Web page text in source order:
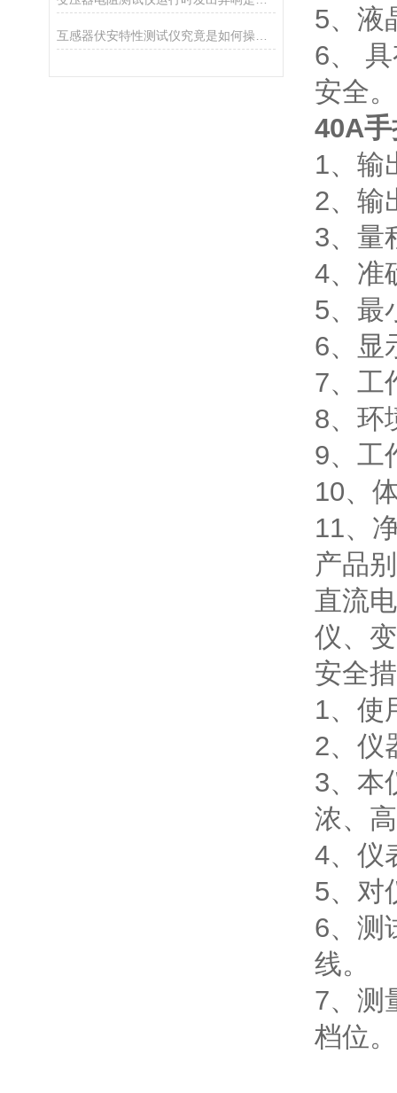
5、液
6、
安全。
40A
1、输
2、输
3、
4、准
5、最
6、显
7、工
8、环
9、工
10、
11、
产品
直流
仪、
安全
1、使
2、仪
3、本
浓、
4、仪
5、对
6、测
线。
7、测
档位。